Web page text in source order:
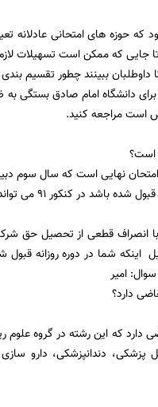
که حوزه های امتحانی
که ممکن است تسهیلات لازم
ببینند چطور تقسیم
دانشگاه امام صادق بستگی به
است که سال سوم دبیرستان است و 25
دارد؟
دارد که این رشته در گروه
دندانپزشکی، دارو